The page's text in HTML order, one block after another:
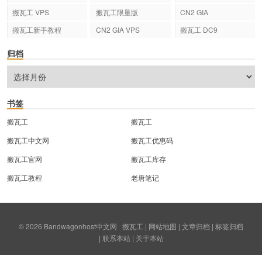
搬瓦工 VPS
搬瓦工限量版
CN2 GIA
搬瓦工新手教程
CN2 GIA VPS 搬瓦工 DC9
归档
书签
搬瓦工
搬瓦工
搬瓦工中文网
搬瓦工优惠码
搬瓦工官网
搬瓦工库存
搬瓦工教程
老唐笔记
© 2026 Bandwagonhost中文网 搬瓦工 | 网站地图 | 文章归档 | 标签归档
| 联系本站| 关于本站